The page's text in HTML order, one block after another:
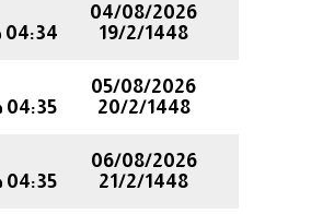
04/08/2026
19/2/1448
04:34 ص
05/08/2026
20/2/1448
04:35 ص
06/08/2026
21/2/1448
04:35 ص